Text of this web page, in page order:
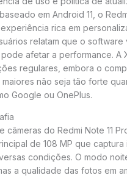
em Android 11, o
rica em
relatam que o software
afetar a performance. A
regulares, embora o
não seja tão forte
Google ou OnePlus.
câmeras do Redmi Note 11
de 108 MP que captura
condições. O modo
a qualidade das fotos em